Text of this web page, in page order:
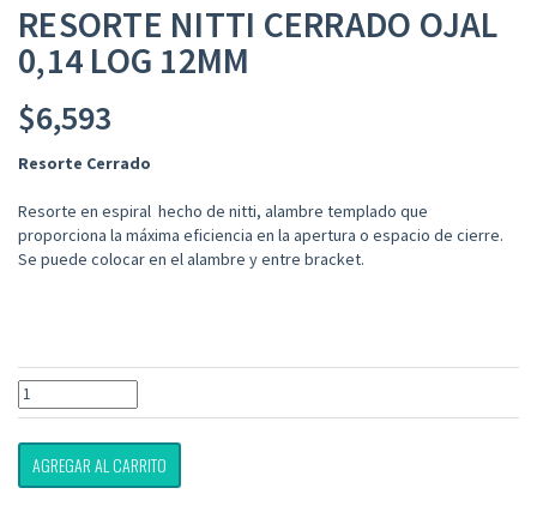
RESORTE NITTI CERRADO OJAL
0,14 LOG 12MM
$6,593
Resorte Cerrado
Resorte en espiral hecho de nitti, alambre templado que
proporciona la máxima eficiencia en la apertura o espacio de cierre.
Se puede colocar en el alambre y entre bracket.
AGREGAR AL CARRITO